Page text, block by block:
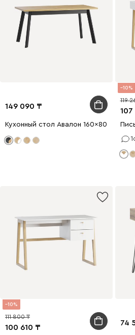
149 090
Кухонный стол Авалон 160x80
10
107
119
1
10
100 610
111 800
74